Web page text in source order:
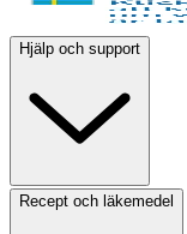
Hjälp och support
Recept och läkemedel